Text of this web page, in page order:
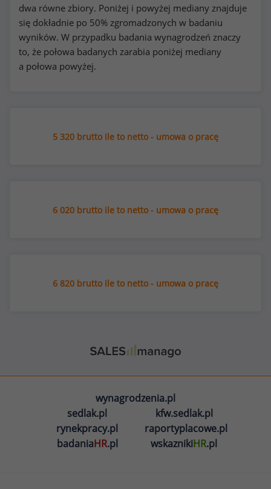
dwa równe zbiory. Poniżej i powyżej mediany znajduje
się dokładnie po 50% zgromadzonych w badaniu
wyników. W przypadku badania wynagrodzeń znaczy
to, że połowa badanych zarabia poniżej mediany
a połowa powyżej.
5 320 brutto ile to netto - umowa o pracę
6 020 brutto ile to netto - umowa o pracę
6 820 brutto ile to netto - umowa o pracę
wynagrodzenia.pl
sedlak.pl
kfw.sedlak.pl
rynekpracy.pl
raportyplacowe.pl
badaniaHR.pl wskaznikiHR.pl